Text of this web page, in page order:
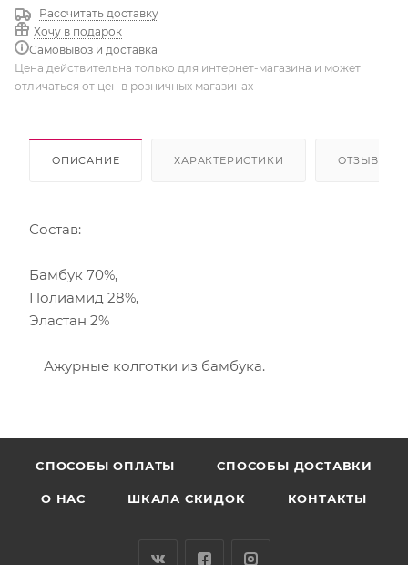
Рассчитать доставку
Хочу в подарок
Самовывоз и доставка
Цена действительна только для интернет-магазина и может
отличаться от цен в розничных магазинах
ОПИСАНИЕ ХАРАКТЕРИСТИКИ ОТЗЫВЫ
Состав:
Бамбук 70%,
Полиамид 28%,
Эластан 2%
Ажурные колготки из бамбука.
CПОСОБЫ ОПЛАТЫ СПОСОБЫ ДОСТАВКИ
О НАС ШКАЛА СКИДОК КОНТАКТЫ